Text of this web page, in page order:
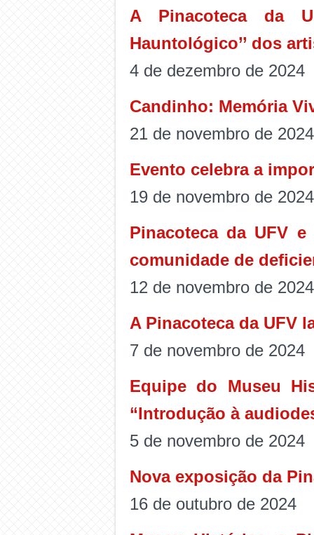
A Pinacoteca da
Hauntológico’’ dos
4 de dezembro de 2024
Candinho: Memória
21 de novembro de 2024
Evento celebra a
19 de novembro de 2024
Pinacoteca da UFV
comunidade de
12 de novembro de 2024
A Pinacoteca da UFV
7 de novembro de 2024
Equipe do Museu
“Introdução à
5 de novembro de 2024
Nova exposição da
16 de outubro de 2024